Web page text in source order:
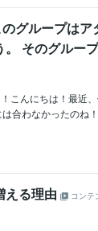
グループはア
そのグルー
こんにちは！最近
合わなかったのね
える理由
コンテ